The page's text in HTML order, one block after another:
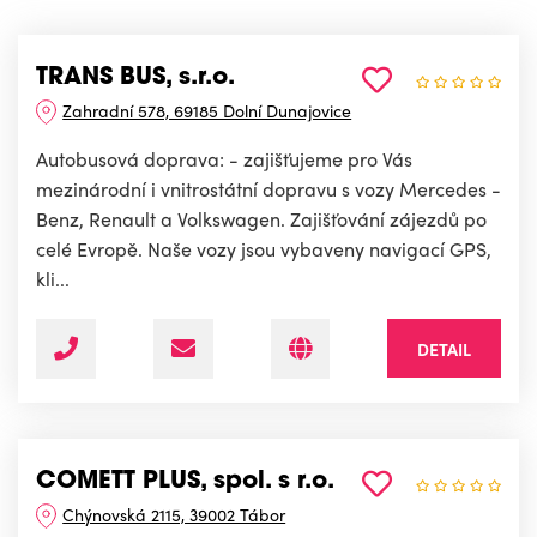
TRANS BUS, s.r.o.
Zahradní 578, 69185 Dolní Dunajovice
Autobusová doprava: - zajišťujeme pro Vás
mezinárodní i vnitrostátní dopravu s vozy Mercedes -
Benz, Renault a Volkswagen. Zajišťování zájezdů po
celé Evropě. Naše vozy jsou vybaveny navigací GPS,
kli...
DETAIL
COMETT PLUS, spol. s r.o.
Chýnovská 2115, 39002 Tábor